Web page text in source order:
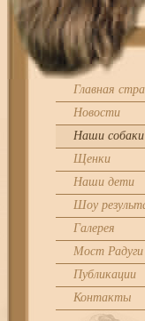
Главная
Новости
Наши собаки
Щенки
Наши дети
Шоу
Галерея
Мост Радуги
Публикации
Контакты